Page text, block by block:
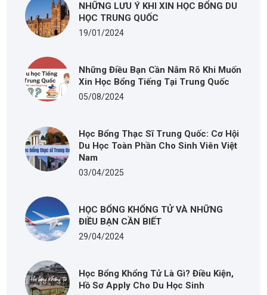
NHỮNG LƯU Ý KHI XIN HỌC BỔNG DU
HỌC TRUNG QUỐC
19/01/2024
Những Điều Bạn Cần Nắm Rõ Khi Muốn
Xin Học Bổng Tiếng Tại Trung Quốc
05/08/2024
Học Bổng Thạc Sĩ Trung Quốc: Cơ Hội
Du Học Toàn Phần Cho Sinh Viên Việt
Nam
03/04/2025
HỌC BỔNG KHỔNG TỬ VÀ NHỮNG
ĐIỀU BẠN CẦN BIẾT
29/04/2024
Học Bổng Khổng Tử Là Gì? Điều Kiện,
Hồ Sơ Apply Cho Du Học Sinh